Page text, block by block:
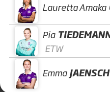
Lauretta Amaka
Pia
ETW
Emma JAENSCH